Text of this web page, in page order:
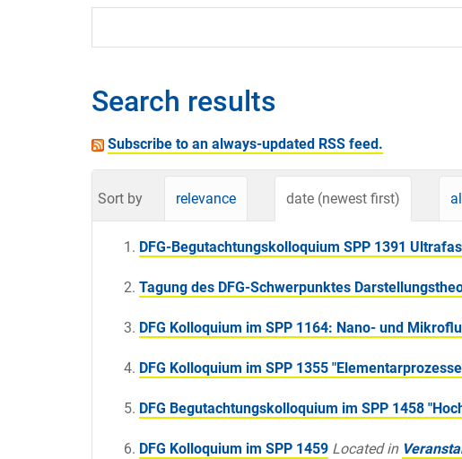
Search results
Subscribe to an always-updated RSS feed.
Sort by relevance date (newest first)
DFG-Begutachtungskolloquium SPP 1391
Tagung des DFG-Schwerpunktes
DFG Kolloquium im SPP 1164: Nano- und
DFG Kolloquium im SPP 1355
DFG Begutachtungskolloquium im SPP 1458
DFG Kolloquium im SPP 1459 Located in